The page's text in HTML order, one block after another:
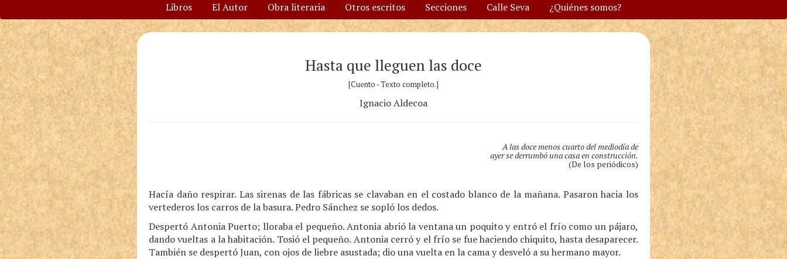
Libros El Autor Obra literaria Otros escritos Secciones Calle Seva ¿Quiénes somos?
Hasta que lleguen las doce
[Cuento - Texto completo.]
Ignacio Aldecoa
A las doce menos cuarto del mediodía de
ayer se derrumbó una casa en construcción.
(De los periódicos)
Hacía daño respirar. Las sirenas de las fábricas se clavaban en el costado blanco de la mañana. Pasaron hacia los
vertederos los carros de la basura. Pedro Sánchez se sopló los dedos.
Despertó Antonia Puerto; lloraba el pequeño. Antonia abrió la ventana un poquito y entró el frío como un pájaro,
dando vueltas a la habitación. Tosió el pequeño. Antonia cerró y el frío se fue haciendo chiquito, hasta desaparecer.
También se despertó Juan, con ojos de liebre asustada; dio una vuelta en la cama y desveló a su hermano mayor.